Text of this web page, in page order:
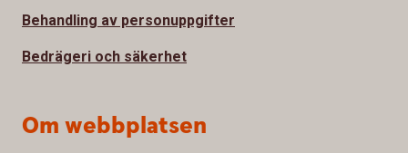
Behandling av personuppgifter
Bedrägeri och säkerhet
Om webbplatsen